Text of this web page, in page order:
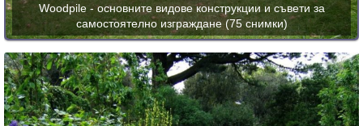
Woodpile - основните видове конструкции и съвети за
самостоятелно изграждане (75 снимки)